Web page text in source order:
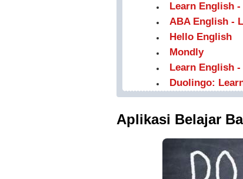
Learn English -
ABA English -
Hello English
Mondly
Learn English -
Duolingo:
Aplikasi Belajar